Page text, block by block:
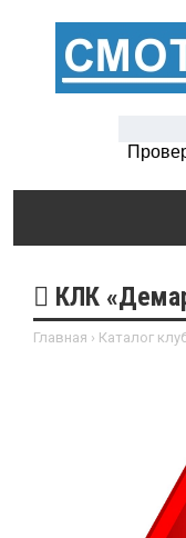
КЛК
Главная › Каталог